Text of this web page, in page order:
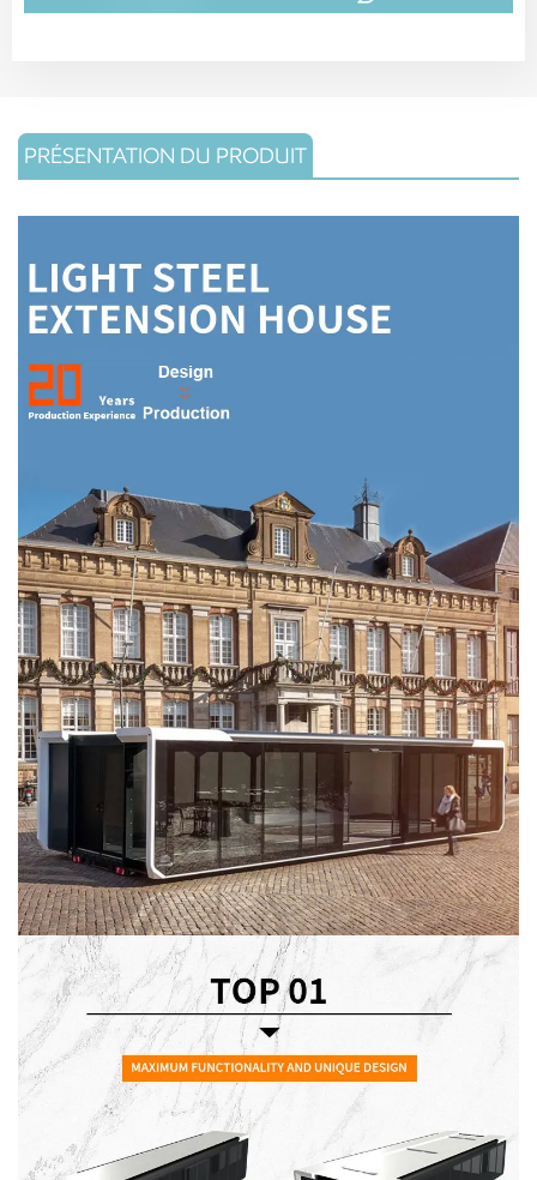
PRÉSENTATION DU PRODUIT